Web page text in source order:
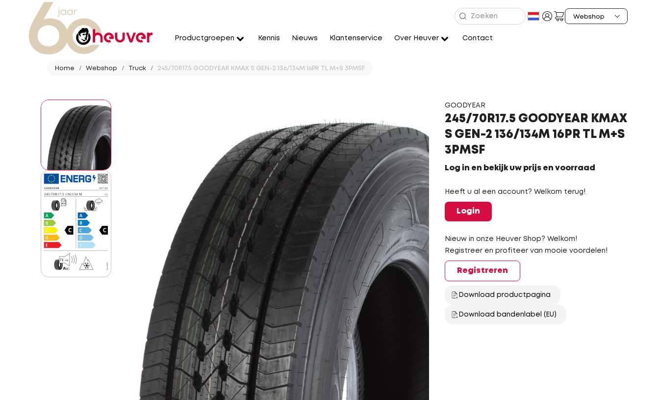
Productgroepen Kennis Nieuws Klantenservice Over Heuver Contact
Home Webshop Truck 245/70R17.5 GOODYEAR KMAX S GEN-2 136/134M 16PR TL M+S 3PMSF
GOODYEAR
245/70R17.5 GOODYEAR KMAX
S GEN-2 136/134M 16PR TL M+S
3PMSF
Log in en bekijk uw prijs en voorraad
Heeft u al een account? Welkom terug!
Login
Nieuw in onze Heuver Shop? Welkom!
Registreer en profiteer van mooie voordelen!
Registreren
Download productpagina
Download bandenlabel (EU)